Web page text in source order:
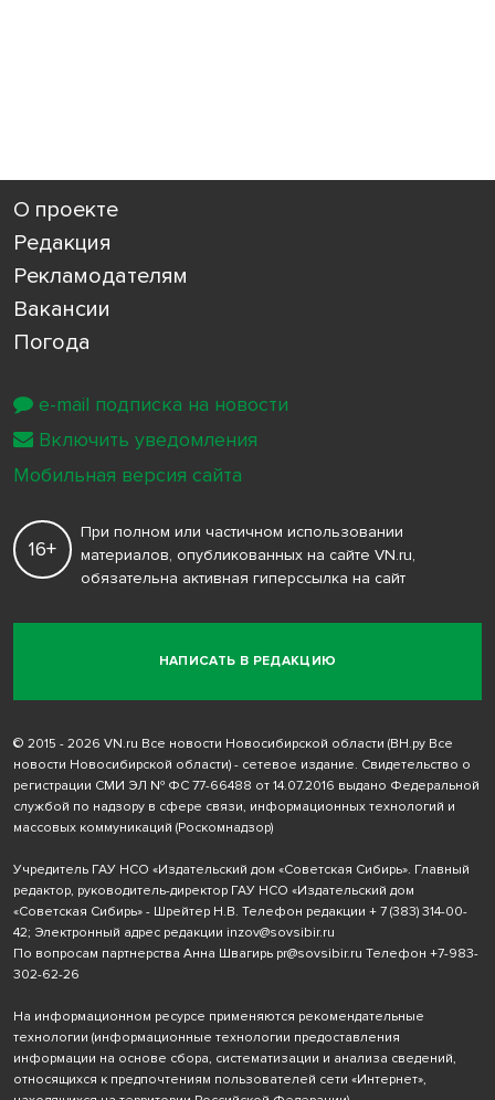
О проекте
Редакция
Рекламодателям
Вакансии
Погода
НАПИСАТЬ В РЕДАКЦИЮ
16+
При полном или частичном использовании
материалов, опубликованных на сайте VN.ru,
обязательна активная гиперссылка на сайт
© 2015 - 2026 VN.ru Все новости Новосибирской области (ВН.ру Все
новости Новосибирской области) - сетевое издание. Свидетельство о
регистрации СМИ ЭЛ № ФС 77-66488 от 14.07.2016 выдано Федеральной
службой по надзору в сфере связи, информационных технологий и
массовых коммуникаций (Роскомнадзор)
Учредитель ГАУ НСО «Издательский дом «Советская Сибирь». Главный
редактор, руководитель-директор ГАУ НСО «Издательский дом
«Советская Сибирь» - Шрейтер Н.В. Телефон редакции + 7 (383) 314-00-
42; Электронный адрес редакции inzov@sovsibir.ru
По вопросам партнерства Анна Швагирь pr@sovsibir.ru Телефон +7-983-
302-62-26
На информационном ресурсе применяются рекомендательные
технологии (информационные технологии предоставления
информации на основе сбора, систематизации и анализа сведений,
относящихся к предпочтениям пользователей сети «Интернет»,
e-mail подписка на новости
Включить уведомления
Мобильная версия сайта